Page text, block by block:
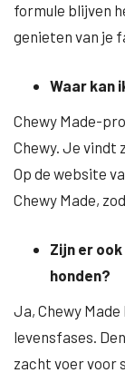
formule blijven
genieten van je
Waar kan
Chewy Made-
Chewy. Je vindt
Op de website
Chewy Made,
Zijn er
honden?
Ja, Chewy
levensfases.
zacht voer voor